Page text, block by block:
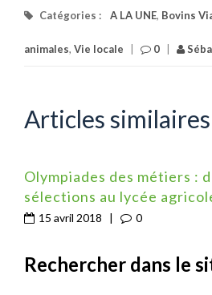
Catégories : A LA UNE, Bovins
animales, Vie locale 0
Articles similaires
Olympiades des métiers :
sélections au lycée
15 avril 2018 | 0
Rechercher dans le